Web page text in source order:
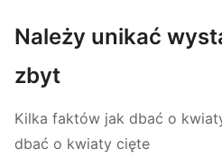
Należy unikać
zbyt
Kilka faktów jak dbać o
dbać o kwiaty cięte